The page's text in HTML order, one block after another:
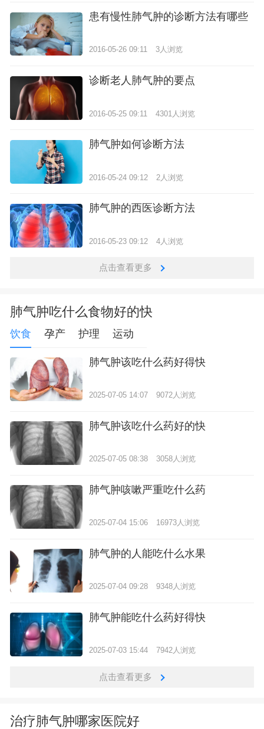
患有慢性肺气肿的诊断方法有哪些
2016-05-26 09:11 3人浏览
诊断老人肺气肿的要点
2016-05-25 09:11 4301人浏览
肺气肿如何诊断方法
2016-05-24 09:12 2人浏览
肺气肿的西医诊断方法
2016-05-23 09:12 4人浏览
点击查看更多
肺气肿吃什么食物好的快
饮食 孕产 护理 运动
肺气肿该吃什么药好得快
2025-07-05 14:07 9072人浏览
肺气肿该吃什么药好的快
2025-07-05 08:38 3058人浏览
肺气肿咳嗽严重吃什么药
2025-07-04 15:06 16973人浏览
肺气肿的人能吃什么水果
2025-07-04 09:28 9348人浏览
肺气肿能吃什么药好得快
2025-07-03 15:44 7942人浏览
点击查看更多
治疗肺气肿哪家医院好